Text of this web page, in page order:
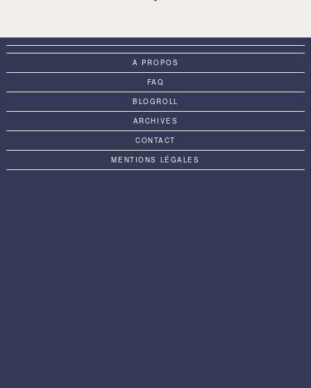
A PROPOS
FAQ
BLOGROLL
ARCHIVES
CONTACT
MENTIONS LÉGALES